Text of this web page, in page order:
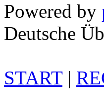
Powered by
Deutsche
START|